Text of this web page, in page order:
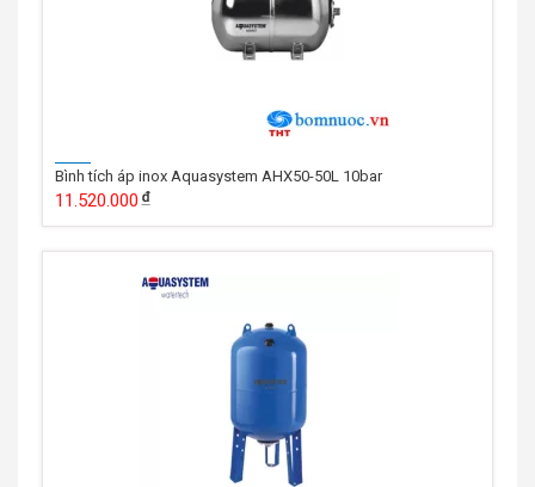
Bình tích áp inox Aquasystem AHX50-50L 10bar
11.520.000